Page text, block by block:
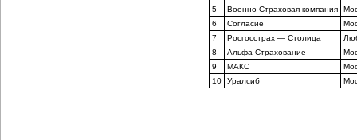
5
Военно-Страховая компания
6
Согласие
7
Росгосстрах — Столица
8
Альфа-Страхование
9
МАКС
10
Уралсиб